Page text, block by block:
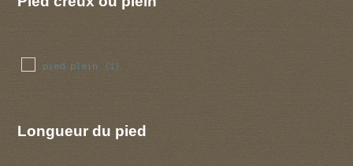
pied plein (1)
Longueur du pied